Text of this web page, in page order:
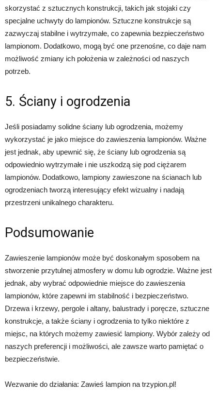
skorzystać z sztucznych konstrukcji, takich jak stojaki czy
specjalne uchwyty do lampionów. Sztuczne konstrukcje są
zazwyczaj stabilne i wytrzymałe, co zapewnia bezpieczeństwo
lampionom. Dodatkowo, mogą być one przenośne, co daje nam
możliwość zmiany ich położenia w zależności od naszych
potrzeb.
5. Ściany i ogrodzenia
Jeśli posiadamy solidne ściany lub ogrodzenia, możemy
wykorzystać je jako miejsce do zawieszenia lampionów. Ważne
jest jednak, aby upewnić się, że ściany lub ogrodzenia są
odpowiednio wytrzymałe i nie uszkodzą się pod ciężarem
lampionów. Dodatkowo, lampiony zawieszone na ścianach lub
ogrodzeniach tworzą interesujący efekt wizualny i nadają
przestrzeni unikalnego charakteru.
Podsumowanie
Zawieszenie lampionów może być doskonałym sposobem na
stworzenie przytulnej atmosfery w domu lub ogrodzie. Ważne jest
jednak, aby wybrać odpowiednie miejsce do zawieszenia
lampionów, które zapewni im stabilność i bezpieczeństwo.
Drzewa i krzewy, pergole i altany, balustrady i poręcze, sztuczne
konstrukcje, a także ściany i ogrodzenia to tylko niektóre z
miejsc, na których możemy zawiesić lampiony. Wybór zależy od
naszych preferencji i możliwości, ale zawsze warto pamiętać o
bezpieczeństwie.
Wezwanie do działania: Zawieś lampion na trzypion.pl!